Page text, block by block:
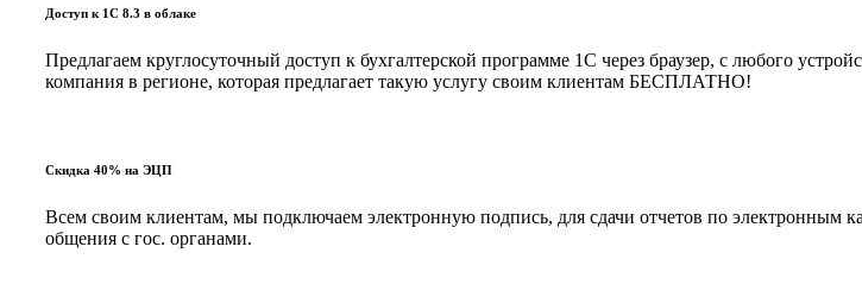
Доступ к 1С 8.3 в облаке
Предлагаем круглосуточный доступ к бухгалтерской программе 1С через браузер, с любого
компания в регионе, которая предлагает такую услугу своим клиентам БЕСПЛАТНО!
Скидка 40% на ЭЦП
Всем своим клиентам, мы подключаем электронную подпись, для сдачи отчетов по электронным
общения с гос. органами.